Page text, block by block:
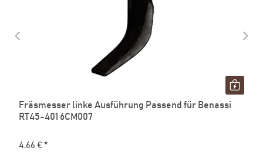
Fräsmesser linke Ausführung Passend für Benassi
RT45-401 6CM007
4,66 € *